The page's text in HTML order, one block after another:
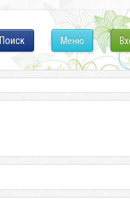
Меню
Поиск